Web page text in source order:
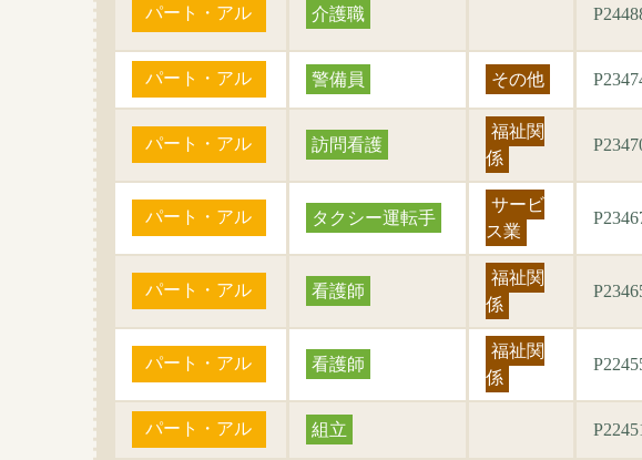
パート・アル 介護職
パート・アル 警備員 その他
パート・アル 訪問看護
福祉関
係
パート・アル タクシー運転手
サービ
ス業
パート・アル 看護師
福祉関
係
パート・アル 看護師
福祉関
係
パート・アル 組立